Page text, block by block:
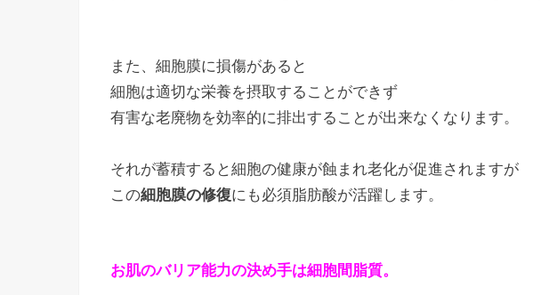
また、細胞膜に損傷があると
細胞は適切な栄養を摂取することができず
有害な老廃物を効率的に排出することが出来なくなります。
それが蓄積すると細胞の健康が蝕まれ老化が促進されますが
この細胞膜の修復にも必須脂肪酸が活躍します。
お肌のバリア能力の決め手は細胞間脂質。